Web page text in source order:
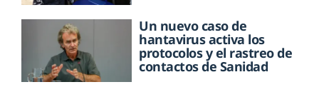
Un nuevo caso de
hantavirus activa los
protocolos y el rastreo de
contactos de Sanidad